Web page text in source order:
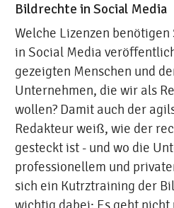
Bildrechte in Social Media
Welche Lizenzen
in Social Media
gezeigten Menschen und
Unternehmen, die wir als
wollen? Damit auch der
Redakteur weiß, wie der
gesteckt ist - und wo die
professionellem und
sich ein Kutrztraining der